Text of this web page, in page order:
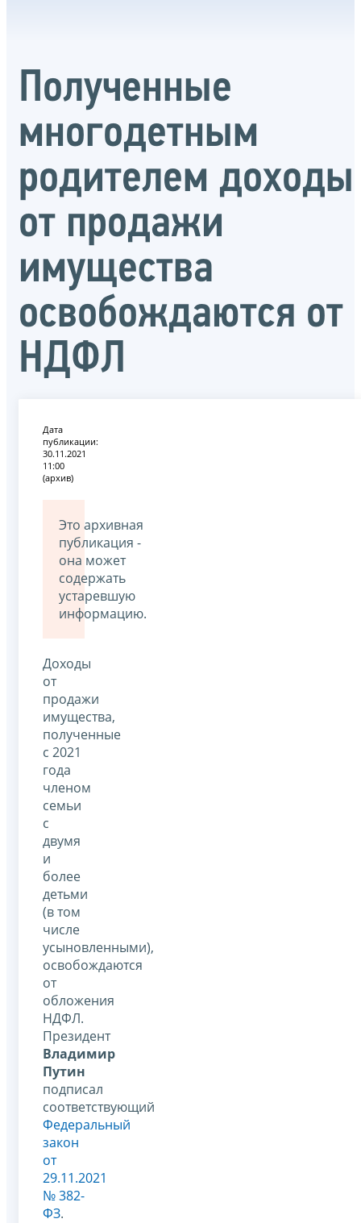
Полученные
многодетным
родителем доходы
от продажи
имущества
освобождаются от
НДФЛ
Дата
публикации:
30.11.2021
11:00
(архив)
Это архивная
публикация -
она может
содержать
устаревшую
информацию.
Доходы
от
продажи
имущества,
полученные
с 2021
года
членом
семьи
с
двумя
и
более
детьми
(в том
числе
усыновленными),
освобождаются
от
обложения
НДФЛ.
Президент
Владимир
Путин
подписал
соответствующий
Федеральный
закон
от
29.11.2021
№ 382-
ФЗ.